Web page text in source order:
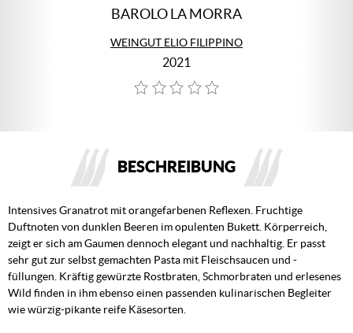
BAROLO LA MORRA
WEINGUT ELIO FILIPPINO
2021
BESCHREIBUNG
Intensives Granatrot mit orangefarbenen Reflexen. Fruchtige
Duftnoten von dunklen Beeren im opulenten Bukett. Körperreich,
zeigt er sich am Gaumen dennoch elegant und nachhaltig. Er passt
sehr gut zur selbst gemachten Pasta mit Fleischsaucen und -
füllungen. Kräftig gewürzte Rostbraten, Schmorbraten und erlesenes
Wild finden in ihm ebenso einen passenden kulinarischen Begleiter
wie würzig-pikante reife Käsesorten.